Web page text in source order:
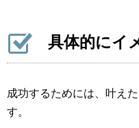
具体的にイ
成功するためには、叶え
す。